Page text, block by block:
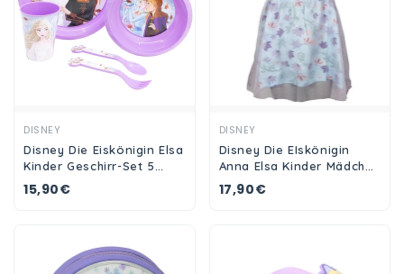
DISNEY
Disney Die Eiskönigin Elsa
Kinder Geschirr-Set 5
teilig Becher Teller
Schüssel
15,90€
DISNEY
Disney Die EIskönigin
Anna Elsa Kinder Mädchen
Sommerkleid Kleid
17,90€